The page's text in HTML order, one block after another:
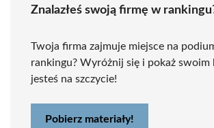
Znalazłeś swoją firmę w
Twoja firma zajmuje miejsce na
rankingu? Wyróżnij się i pokaż swoim
jesteś na szczycie!
Pobierz materiały!